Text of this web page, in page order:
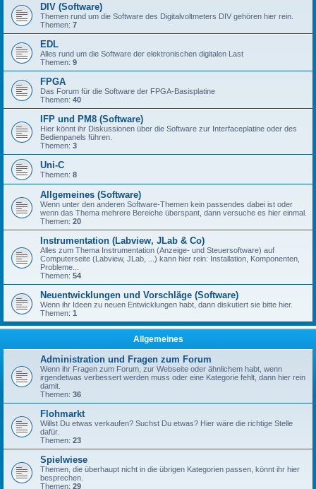
DIV (Software)
Themen rund um die Software des Digitalvoltmeters DIV gehören hier rein.
Themen: 7
EDL
Alles rund um die Software der elektronischen digitalen Last
Themen: 9
FPGA
Das Forum für die Software der FPGA-Basisplatine
Themen: 40
IFP und PM8 (Software)
Hier könnt ihr Diskussionen über die Software zur Interfaceplatine oder des
Bedienpanels führen.
Themen: 3
Uni-C
Themen: 8
Allgemeines (Software)
Wenn unter den anderen Software-Themen kein passendes dabei ist oder
wenn das Thema mehrere Bereiche überspant, dann versuche es hier einmal.
Themen: 20
Instrumentation (Labview, JLab & Co)
Alles zum Thema Instrumentation (Anzeige- und Steuersoftware) auf
Computerseite (Labview, JLab, ...) kann hier rein: Installation, Komponenten,
Probleme...
Themen: 54
Neuentwicklungen und Vorschläge (Software)
Wenn ihr Ideen zu neuen Entwicklungen habt, dann diskutiert sie bitte hier.
Themen: 1
Allgemeines
Administration und Fragen zum Forum
Wenn ihr Fragen zum Forum, zur Webseite oder ähnlichem habt, wenn
irgendetwas verbessert werden muss oder eine Kategorie fehlt, dann hier rein
damit.
Themen: 36
Flohmarkt
Willst Du etwas verkaufen? Suchst Du etwas? Hier wäre die richtige Stelle
dafür.
Themen: 23
Spielwiese
Themen, die überhaupt nicht in die übrigen Kategorien passen, könnt ihr hier
besprechen.
Themen: 29